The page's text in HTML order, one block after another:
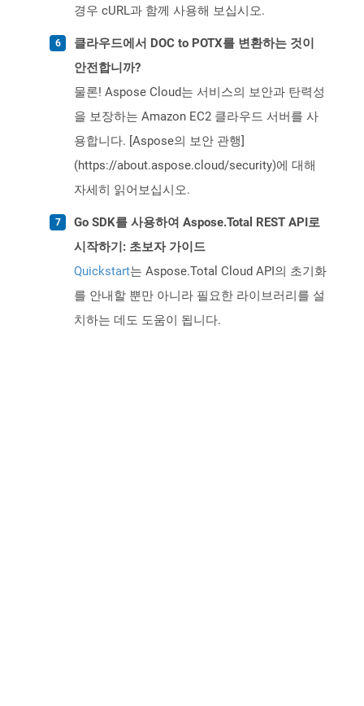
경우 cURL과 함께 사용해 보십시오.
클라우드에서 DOC to POTX를 변환하는 것이
안전합니까?
물론! Aspose Cloud는 서비스의 보안과 탄력성
을 보장하는 Amazon EC2 클라우드 서버를 사
용합니다. [Aspose의 보안 관행]
(https://about.aspose.cloud/security)에 대해
자세히 읽어보십시오.
Go SDK를 사용하여 Aspose.Total REST API로
시작하기: 초보자 가이드
Quickstart는 Aspose.Total Cloud API의 초기화
를 안내할 뿐만 아니라 필요한 라이브러리를 설
치하는 데도 도움이 됩니다.